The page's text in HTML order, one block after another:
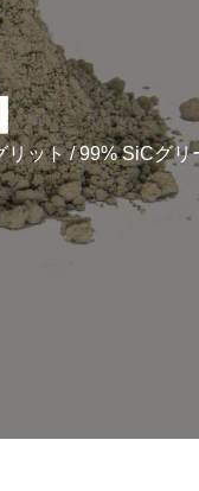
リット/ 99% SiCグリ